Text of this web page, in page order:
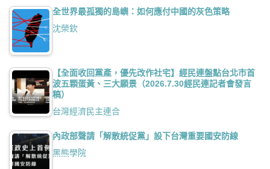
全世界最孤獨的島嶼：如何應付中國的灰色策略
沈榮欽
【全面收回黨產，優先改作社宅】經民連盤點台北市首
波五顆蛋黃、三大願景（2026.7.30經民連記者會發言
稿）
台灣經濟民主連合
內政部聲請「解散統促黨」設下台灣重要國安防線
黑熊學院